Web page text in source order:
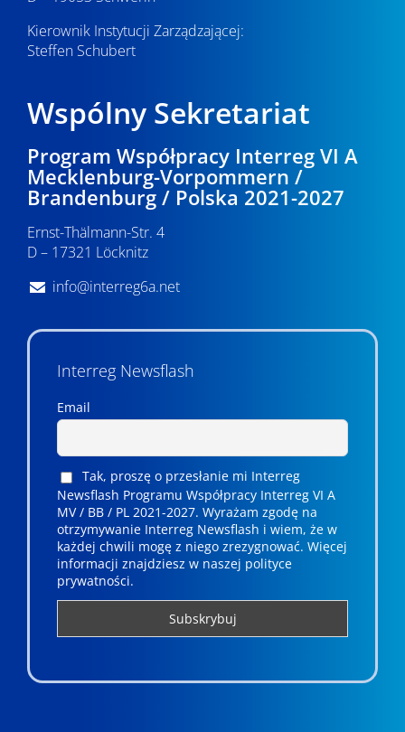
Kierownik Instytucji Zarządzającej:
Steffen Schubert
Wspólny Sekretariat
Program Współpracy Interreg VI A
Mecklenburg-Vorpommern /
Brandenburg / Polska 2021-2027
Ernst-Thälmann-Str. 4
D – 17321 Löcknitz
info@interreg6a.net
Interreg Newsflash
Email
Tak, proszę o przesłanie mi Interreg
Newsflash Programu Współpracy Interreg VI A
MV / BB / PL 2021-2027. Wyrażam zgodę na
otrzymywanie Interreg Newsflash i wiem, że w
każdej chwili mogę z niego zrezygnować. ­­Więcej
informacji znajdziesz w naszej polityce
prywatności.